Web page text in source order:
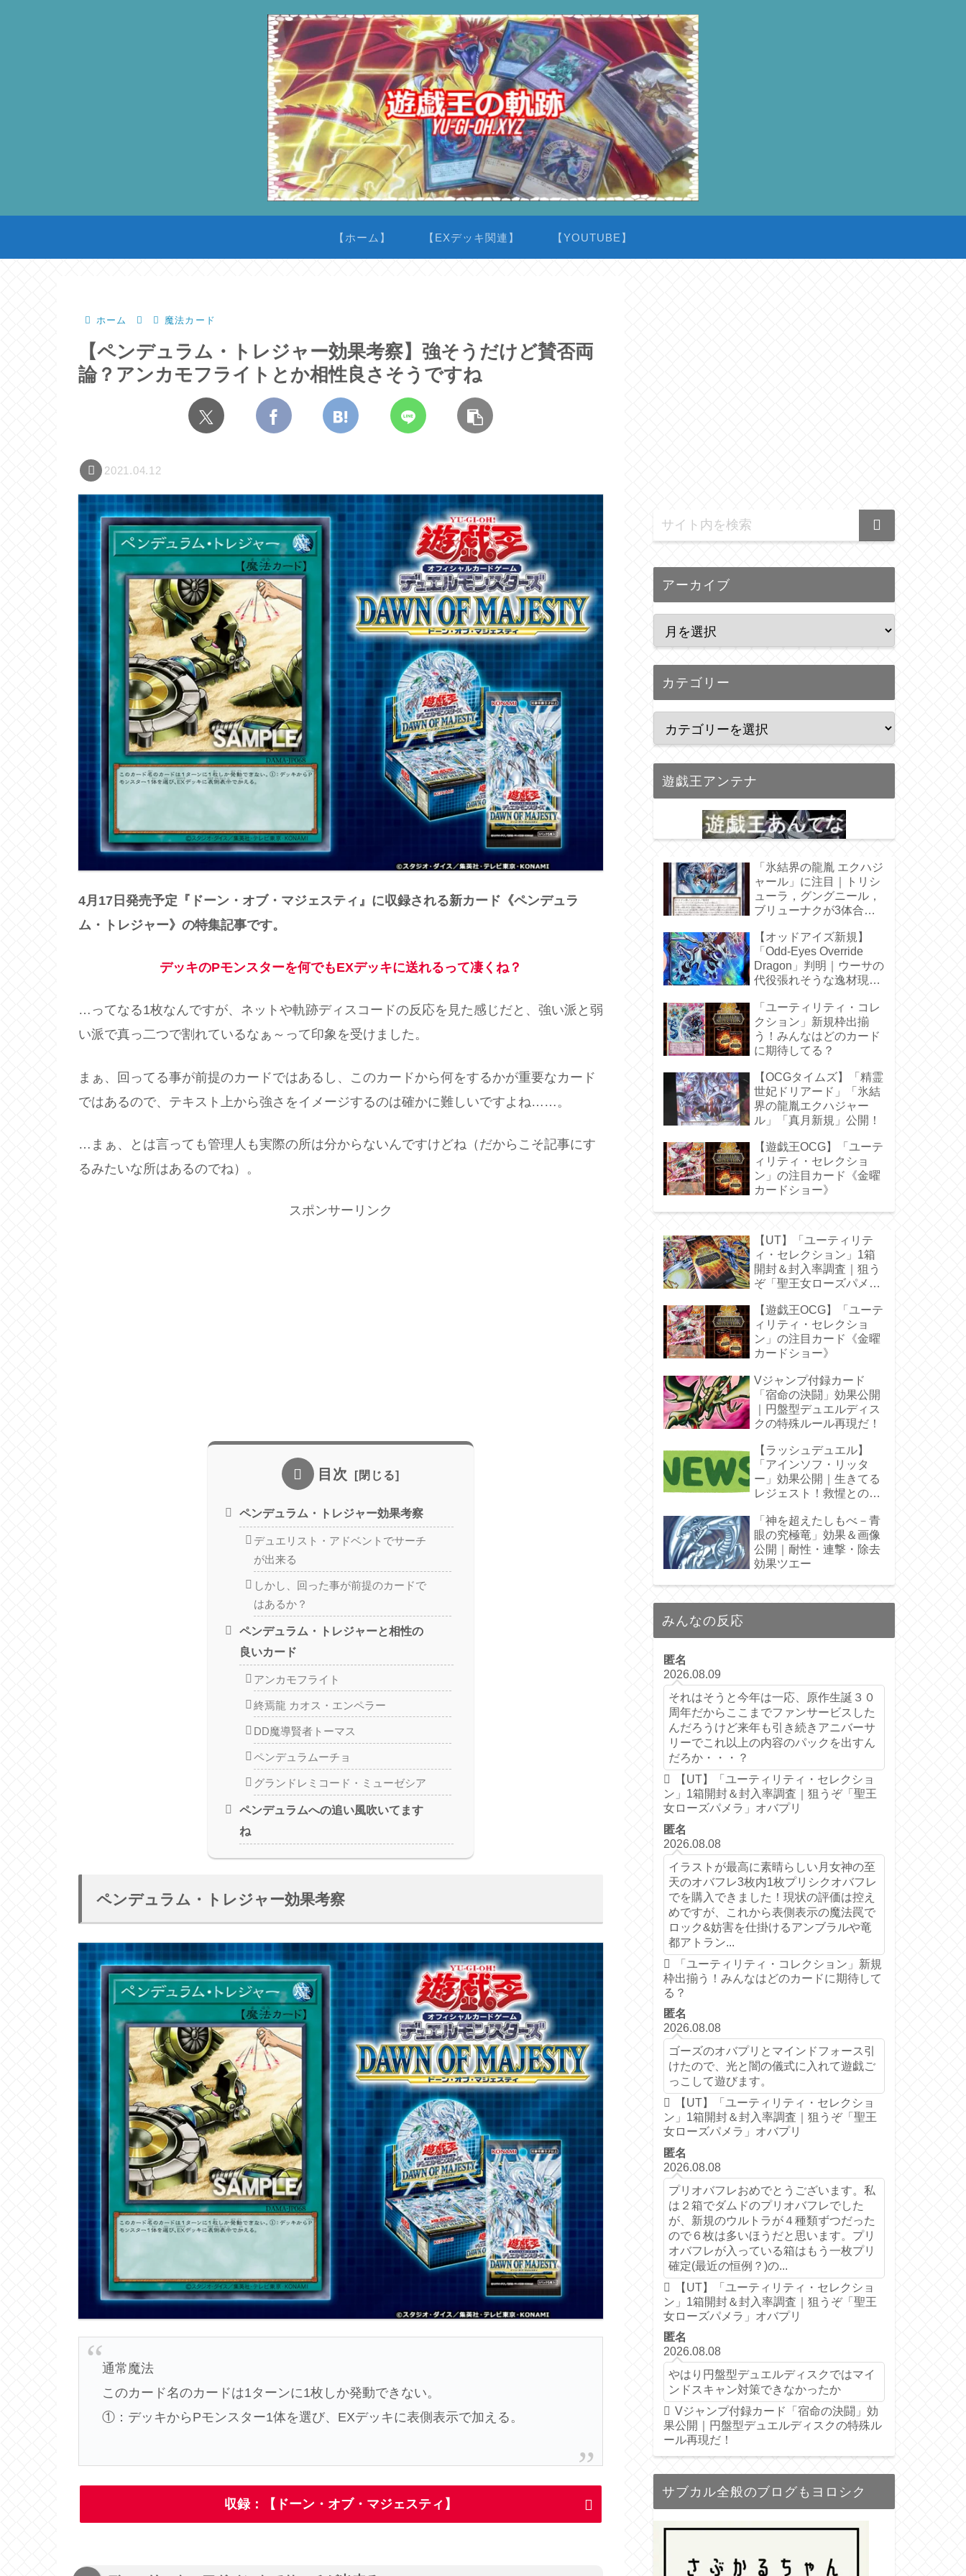
【ホーム】 【EXデッキ関連】 【YOUTUBE】
ホーム 魔法カード
【ペンデュラム・トレジャー効果考察】強そうだけど賛否両
論？アンカモフライトとか相性良さそうですね
2021.04.12
4月17日発売予定『ドーン・オブ・マジェスティ』に収録される新カード《ペンデュラ
ム・トレジャー》の特集記事です。
デッキのPモンスターを何でもEXデッキに送れるって凄くね？
…ってなる1枚なんですが、ネットや軌跡ディスコードの反応を見た感じだと、強い派と弱
い派で真っ二つで割れているなぁ～って印象を受けました。
まぁ、回ってる事が前提のカードではあるし、このカードから何をするかが重要なカード
ではあるので、テキスト上から強さをイメージするのは確かに難しいですよね……。
…まぁ、とは言っても管理人も実際の所は分からないんですけどね（だからこそ記事にす
るみたいな所はあるのでね）。
スポンサーリンク
目次
ペンデュラム・トレジャー効果考察
デュエリスト・アドベントでサーチ
が出来る
しかし、回った事が前提のカードで
はあるか？
ペンデュラム・トレジャーと相性の
良いカード
アンカモフライト
終焉龍 カオス・エンペラー
DD魔導賢者トーマス
ペンデュラムーチョ
グランドレミコード・ミューゼシア
ペンデュラムへの追い風吹いてます
ね
ペンデュラム・トレジャー効果考察
通常魔法
このカード名のカードは1ターンに1枚しか発動できない。
①：デッキからPモンスター1体を選び、EXデッキに表側表示で加える。
収録：【ドーン・オブ・マジェスティ】
アーカイブ
カテゴリー
遊戯王アンテナ
「氷結界の龍胤 エクハジ
ャール」に注目｜トリシ
ューラ，グングニール，
ブリューナクが3体合
【オッドアイズ新規】
「Odd-Eyes Override
Dragon」判明｜ウーサの
代役張れそうな逸材現
「ユーティリティ・コレ
クション」新規枠出揃
う！みんなはどのカード
に期待してる？
【OCGタイムズ】「精霊
世妃ドリアード」「氷結
界の龍胤エクハジャー
ル」「真月新規」公開！
【遊戯王OCG】「ユーテ
ィリティ・セレクショ
ン」の注目カード《金曜
カードショー》
【UT】「ユーティリテ
ィ・セレクション」1箱
開封＆封入率調査｜狙う
ぞ「聖王女ローズパメ
【遊戯王OCG】「ユーテ
ィリティ・セレクショ
ン」の注目カード《金曜
カードショー》
Vジャンプ付録カード
「宿命の決闘」効果公開
｜円盤型デュエルディス
クの特殊ルール再現だ！
【ラッシュデュエル】
「アインソフ・リッタ
ー」効果公開｜生きてる
レジェスト！救惺との相
「神を超えたしもべ－青
眼の究極竜」効果＆画像
公開｜耐性・連撃・除去
効果ツエー
みんなの反応
匿名
2026.08.09
それはそうと今年は一応、原作生誕３０
周年だからここまでファンサービスした
んだろうけど来年も引き続きアニバーサ
リーでこれ以上の内容のパックを出すん
だろか・・・？
【UT】「ユーティリティ・セレクショ
ン」1箱開封＆封入率調査｜狙うぞ「聖王
女ローズパメラ」オバプリ
匿名
2026.08.08
イラストが最高に素晴らしい月女神の至
天のオバフレ3枚内1枚プリシクオバフレ
でを購入できました！現状の評価は控え
めですが、これから表側表示の魔法罠で
ロック&妨害を仕掛けるアンブラルや竜
都アトラン...
「ユーティリティ・コレクション」新規
枠出揃う！みんなはどのカードに期待して
る？
匿名
2026.08.08
ゴーズのオバプリとマインドフォース引
けたので、光と闇の儀式に入れて遊戯ご
っこして遊びます。
【UT】「ユーティリティ・セレクショ
ン」1箱開封＆封入率調査｜狙うぞ「聖王
女ローズパメラ」オバプリ
匿名
2026.08.08
プリオバフレおめでとうございます。私
は２箱でダムドのプリオバフレでした
が、新規のウルトラが４種類ずつだった
ので６枚は多いほうだと思います。プリ
オバフレが入っている箱はもう一枚プリ
確定(最近の恒例？)の...
【UT】「ユーティリティ・セレクショ
ン」1箱開封＆封入率調査｜狙うぞ「聖王
女ローズパメラ」オバプリ
匿名
2026.08.08
やはり円盤型デュエルディスクではマイ
ンドスキャン対策できなかったか
Vジャンプ付録カード「宿命の決闘」効
果公開｜円盤型デュエルディスクの特殊ル
ール再現だ！
サブカル全般のブログもヨロシク